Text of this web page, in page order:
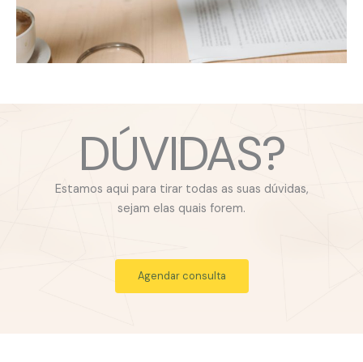
DÚVIDAS?
Estamos aqui para tirar todas as suas dúvidas,
sejam elas quais forem.
Agendar consulta